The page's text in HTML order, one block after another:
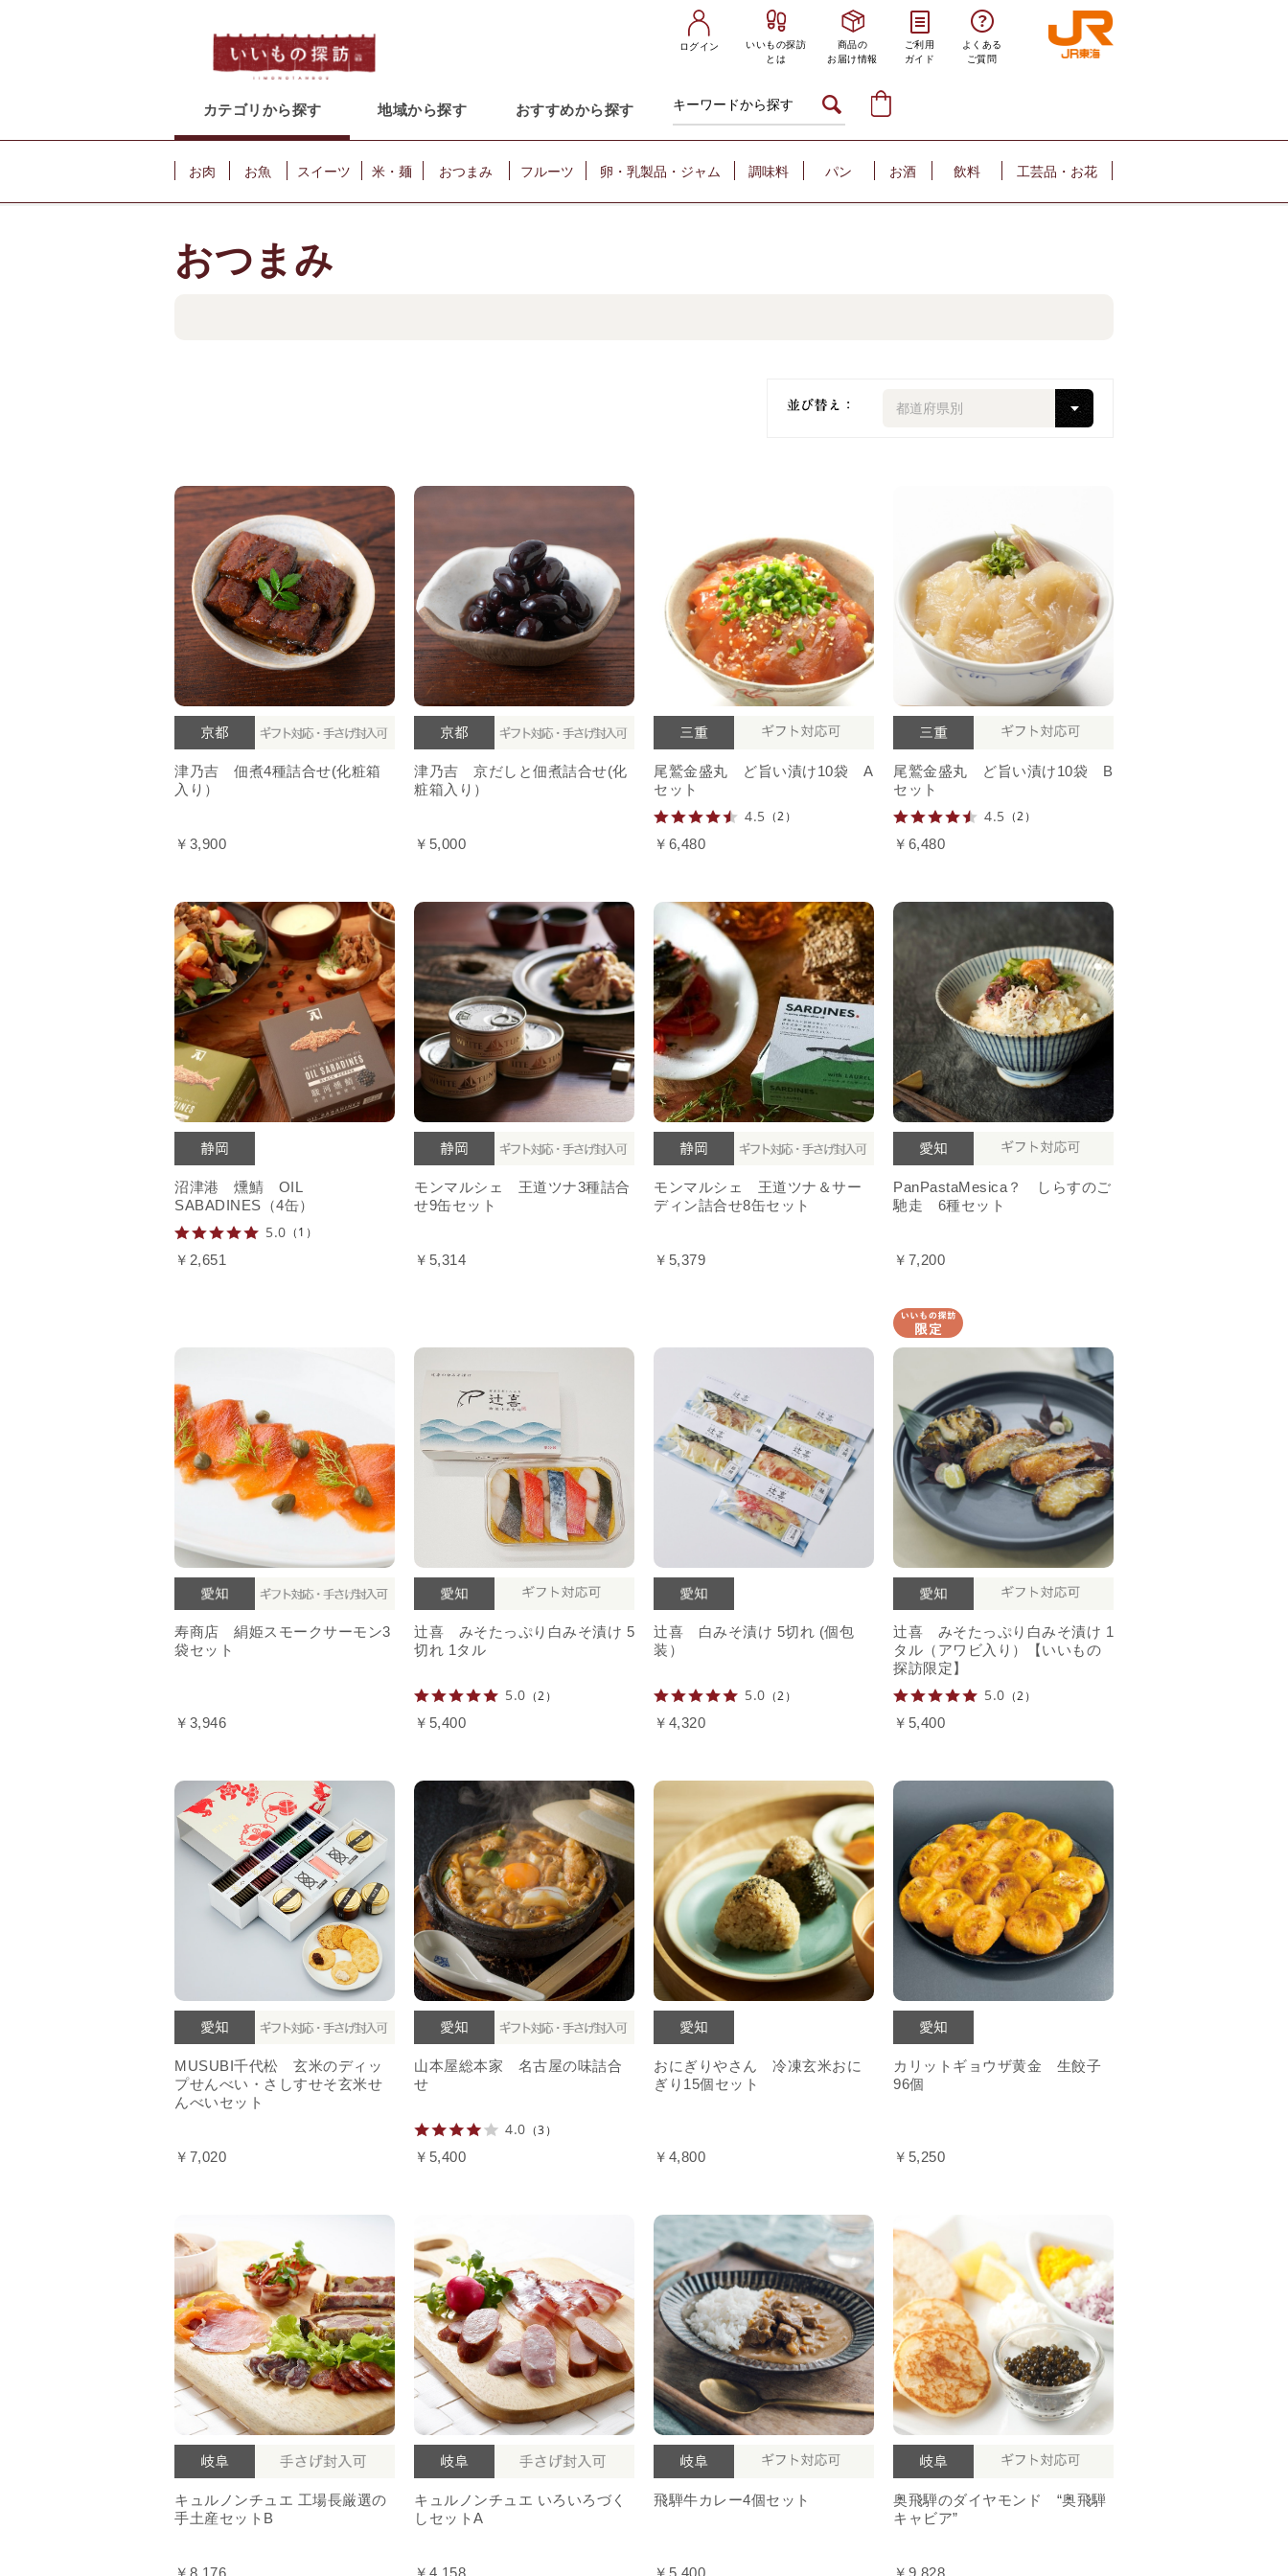
ログイン
いいもの探訪
とは
商品の
お届け情報
ご利用
ガイド
よくある
ご質問
カテゴリから探す 地域から探す おすすめから探す
お肉 お魚 スイーツ 米・麺 おつまみ フルーツ 卵・乳製品・ジャム 調味料 パン お酒 飲料 工芸品・お花
おつまみ
都道府県別
津乃吉 佃煮4種詰合せ(化粧箱
入り）
￥3,900
津乃吉 京だしと佃煮詰合せ(化
粧箱入り）
￥5,000
尾鷲金盛丸 ど旨い漬け10袋 A
セット
4.5 （2）
￥6,480
尾鷲金盛丸 ど旨い漬け10袋 B
セット
4.5 （2）
￥6,480
沼津港 燻鯖 OIL
SABADINES（4缶）
5.0 （1）
￥2,651
モンマルシェ 王道ツナ3種詰合
せ9缶セット
￥5,314
モンマルシェ 王道ツナ＆サー
ディン詰合せ8缶セット
￥5,379
PanPastaMesica？ しらすのご
馳走 6種セット
￥7,200
寿商店 絹姫スモークサーモン3
袋セット
￥3,946
辻喜 みそたっぷり白みそ漬け 5
切れ 1タル
5.0 （2）
￥5,400
辻喜 白みそ漬け 5切れ (個包
装）
5.0 （2）
￥4,320
辻喜 みそたっぷり白みそ漬け 1
タル（アワビ入り）【いいもの
探訪限定】
5.0 （2）
￥5,400
MUSUBI千代松 玄米のディッ
プせんべい・さしすせそ玄米せ
んべいセット
￥7,020
山本屋総本家 名古屋の味詰合
せ
4.0 （3）
￥5,400
おにぎりやさん 冷凍玄米おに
ぎり15個セット
￥4,800
カリットギョウザ黄金 生餃子
96個
￥5,250
キュルノンチュエ 工場長厳選の
手土産セットB
￥8,176
キュルノンチュエ いろいろづく
しセットA
￥4,158
飛騨牛カレー4個セット
￥5,400
奥飛騨のダイヤモンド “奥飛騨
キャビア”
￥9,828